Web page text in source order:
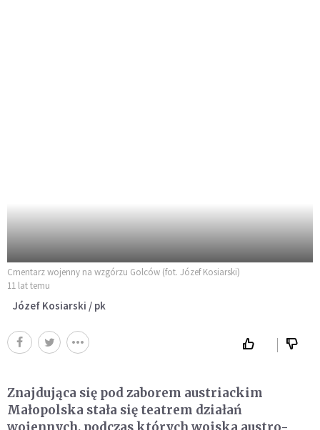
Cmentarz wojenny na wzgórzu Golców (fot. Józef Kosiarski)
11 lat temu
Józef Kosiarski / pk
Znajdująca się pod zaborem austriackim
Małopolska stała się teatrem działań